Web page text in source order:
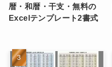
暦・和暦・干支・無料の
Excelテンプレート2書式